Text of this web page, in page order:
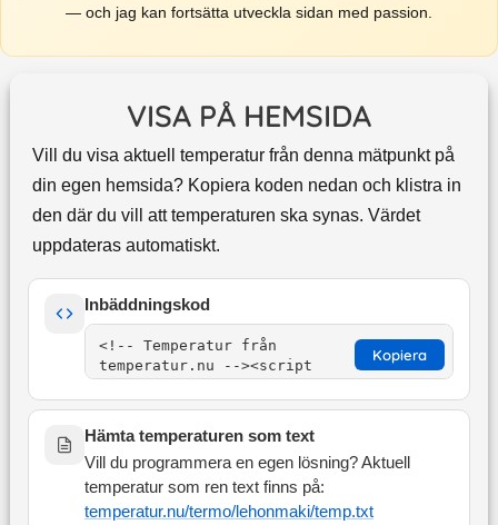
— och jag kan fortsätta utveckla sidan med passion.
VISA PÅ HEMSIDA
Vill du visa aktuell temperatur från denna mätpunkt på
din egen hemsida? Kopiera koden nedan och klistra in
den där du vill att temperaturen ska synas. Värdet
uppdateras automatiskt.
Inbäddningskod
Kopiera
Hämta temperaturen som text
Vill du programmera en egen lösning? Aktuell
temperatur som ren text finns på:
temperatur.nu/termo/lehonmaki/temp.txt